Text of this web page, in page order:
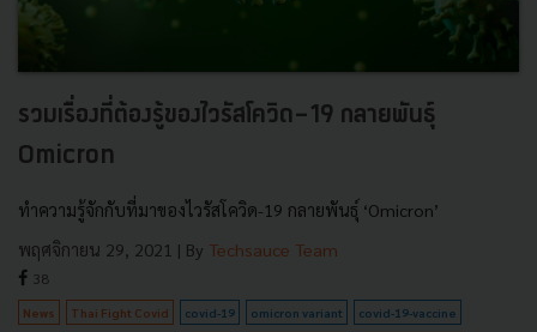
รวมเรื่องที่ต้องรู้ของไวรัสโควิด-19 กลายพันธุ์
Omicron
ทำความรู้จักกับที่มาของไวรัสโควิด-19 กลายพันธุ์ ‘Omicron’
พฤศจิกายน 29, 2021 | By Techsauce Team
38
News Thai Fight Covid covid-19 omicron variant covid-19-vaccine